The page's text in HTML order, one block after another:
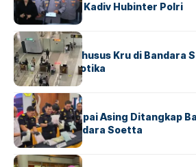
Untung Jabat Kadiv Hubinter Polri
BANDARABERITA
Ketika Jalur Khusus Kru di Bandara
Sindikat Narkotika
BANDARA BERITA
Kopilot Maskapai Asing Ditangkap
Ekstasi di Bandara Soetta
BERITAINDEX